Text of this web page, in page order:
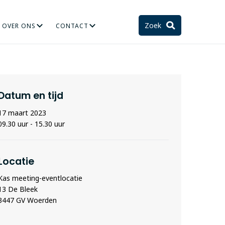
STELSEL EN TOEKOMST
OVER ONS CONTACT Zoek
en tijd
maart 2023
uur - 15.30 uur
meeting-eventlocatie
De Bleek
GV Woerden